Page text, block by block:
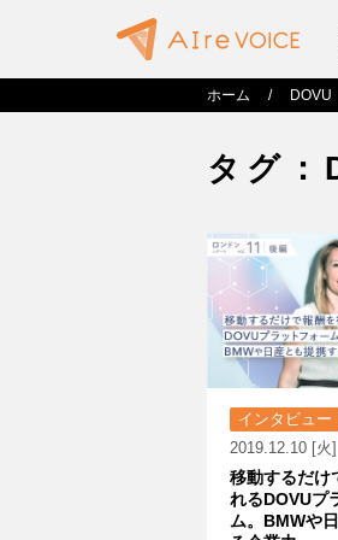
ホーム DOVU
タグ：
インタビュー
2019.12.10 [火]
移動するだけ
れるDOVUプ
ム。BMWや